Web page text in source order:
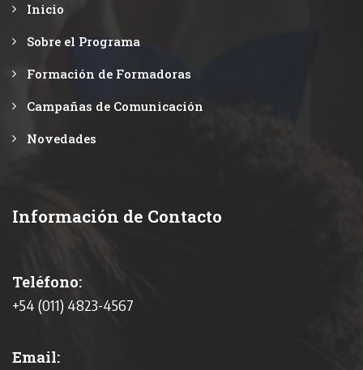
Inicio
Sobre el Programa
Formación de Formadoras
Campañas de Comunicación
Novedades
Información de Contacto
Teléfono:
+54 (011) 4823-4567
Email: